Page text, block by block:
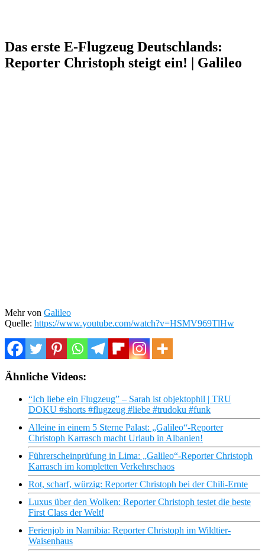
Das erste E-Flugzeug Deutschlands:
Reporter Christoph steigt ein! | Galileo
Mehr von Galileo
Quelle: https://www.youtube.com/watch?v=HSMV969TlHw
Ähnliche Videos:
“Ich liebe ein Flugzeug” – Sarah ist objektophil | TRU
DOKU #shorts #flugzeug #liebe #trudoku #funk
Alleine in einem 5 Sterne Palast: „Galileo“-Reporter
Christoph Karrasch macht Urlaub in Albanien!
Führerscheinprüfung in Lima: „Galileo“-Reporter Christoph
Karrasch im kompletten Verkehrschaos
Rot, scharf, würzig: Reporter Christoph bei der Chili-Ernte
Luxus über den Wolken: Reporter Christoph testet die beste
First Class der Welt!
Ferienjob in Namibia: Reporter Christoph im Wildtier-
Waisenhaus